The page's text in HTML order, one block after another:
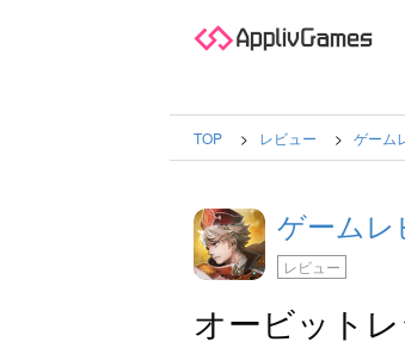
TOP レビュー ゲーム
ゲームレ
レビュー
オービット